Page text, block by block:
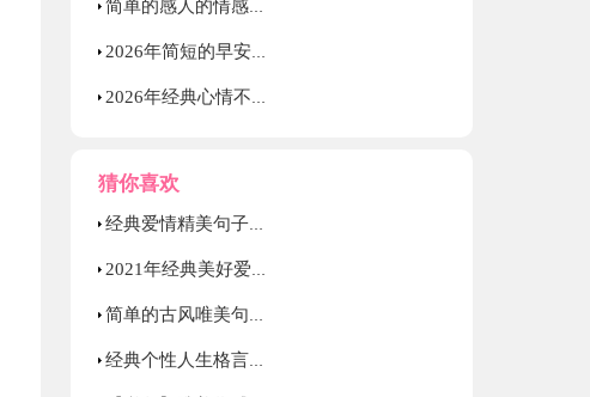
简单的感人的情感语录30句
2026年简短的早安励志的语录汇总78句
2026年经典心情不好语录28条
猜你喜欢
经典爱情精美句子集合36条
2021年经典美好爱情句子汇编75句
简单的古风唯美句子集锦66条
经典个性人生格言合集90条